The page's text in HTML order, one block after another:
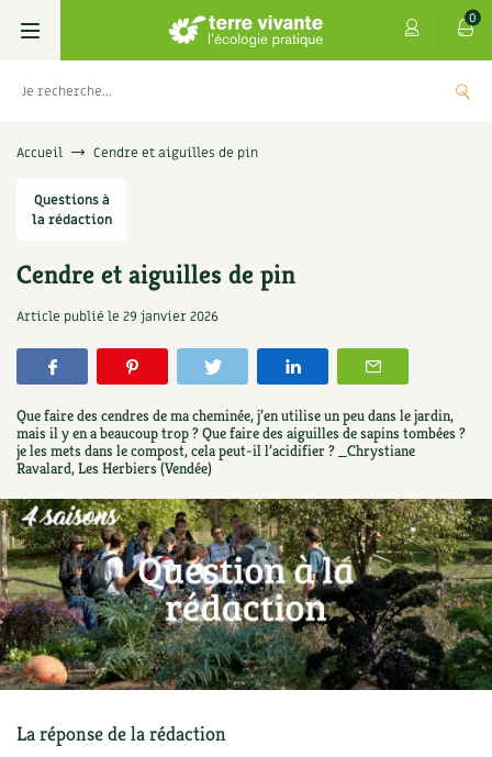
0
Livres
Permaculture, Jardin bio
Verger, arbres
Petit élevage
Aménagement jardin
Ornement
Biodiversité
Autonomie, bricolage
Santé, bien-être
Les 4 saisons
Se réabonner
Offrir un abonnement
Les numéros
4 saisons
Hors-séries
Archives
Soutenez Les 4 Saisons
Graines, semences
Potagères
Aromatiques
Florales
Médicinales
Originales
Kits de jardinage
Outils de jardin
Accessoires de jardin
Cartes cadeau
Centre Terre vivante
Découvrir le Centre
Visiter en famille, entre amis
Programme 2026 du Centre Terre vivante
Avec les enfants
Venir en groupe
Scolaires
Séminaires, entreprises, associations, collectivités…
Infos & conseils
Jardin bio
Calendrier des travaux du jardin
Carte climatique
Calendrier lunaire
Potager
Verger
Parole libre
La tribune
Édito des4 saisons
Manifeste pour la planète
Champs d’action – le podcast
Table ronde jardinière
Accueil Cendre et aiguilles de pin
Questions à
la rédaction
Cendre et aiguilles de pin
Article publié le 29 janvier 2026
Que faire des cendres de ma cheminée, j’en utilise un peu dans le jardin,
mais il y en a beaucoup trop ? Que faire des aiguilles de sapins tombées ?
je les mets dans le compost, cela peut-il l’acidifier ? _Chrystiane
Ravalard, Les Herbiers (Vendée)
La réponse de la rédaction
5,00€